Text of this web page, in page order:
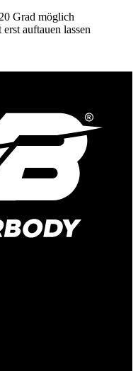
Grad möglich
auftauen lassen